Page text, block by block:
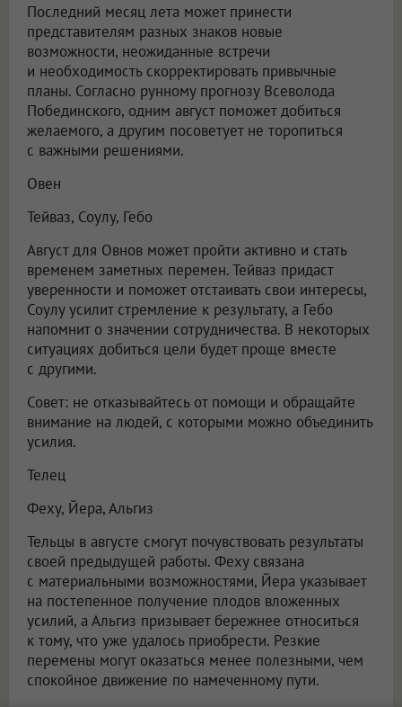
Последний месяц лета может принести
представителям разных знаков новые
возможности, неожиданные встречи
и необходимость скорректировать привычные
планы. Согласно рунному прогнозу Всеволода
Побединского, одним август поможет добиться
желаемого, а другим посоветует не торопиться
с важными решениями.
Овен
Тейваз, Соулу, Гебо
Август для Овнов может пройти активно и стать
временем заметных перемен. Тейваз придаст
уверенности и поможет отстаивать свои интересы,
Соулу усилит стремление к результату, а Гебо
напомнит о значении сотрудничества. В некоторых
ситуациях добиться цели будет проще вместе
с другими.
Совет: не отказывайтесь от помощи и обращайте
внимание на людей, с которыми можно объединить
усилия.
Телец
Феху, Йера, Альгиз
Тельцы в августе смогут почувствовать результаты
своей предыдущей работы. Феху связана
с материальными возможностями, Йера указывает
на постепенное получение плодов вложенных
усилий, а Альгиз призывает бережнее относиться
к тому, что уже удалось приобрести. Резкие
перемены могут оказаться менее полезными, чем
спокойное движение по намеченному пути.